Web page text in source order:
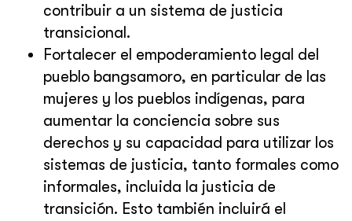
contribuir a un sistema de justicia
transicional.
Fortalecer el empoderamiento legal del
pueblo bangsamoro, en particular de las
mujeres y los pueblos indígenas, para
aumentar la conciencia sobre sus
derechos y su capacidad para utilizar los
sistemas de justicia, tanto formales como
informales, incluida la justicia de
transición. Esto también incluirá el